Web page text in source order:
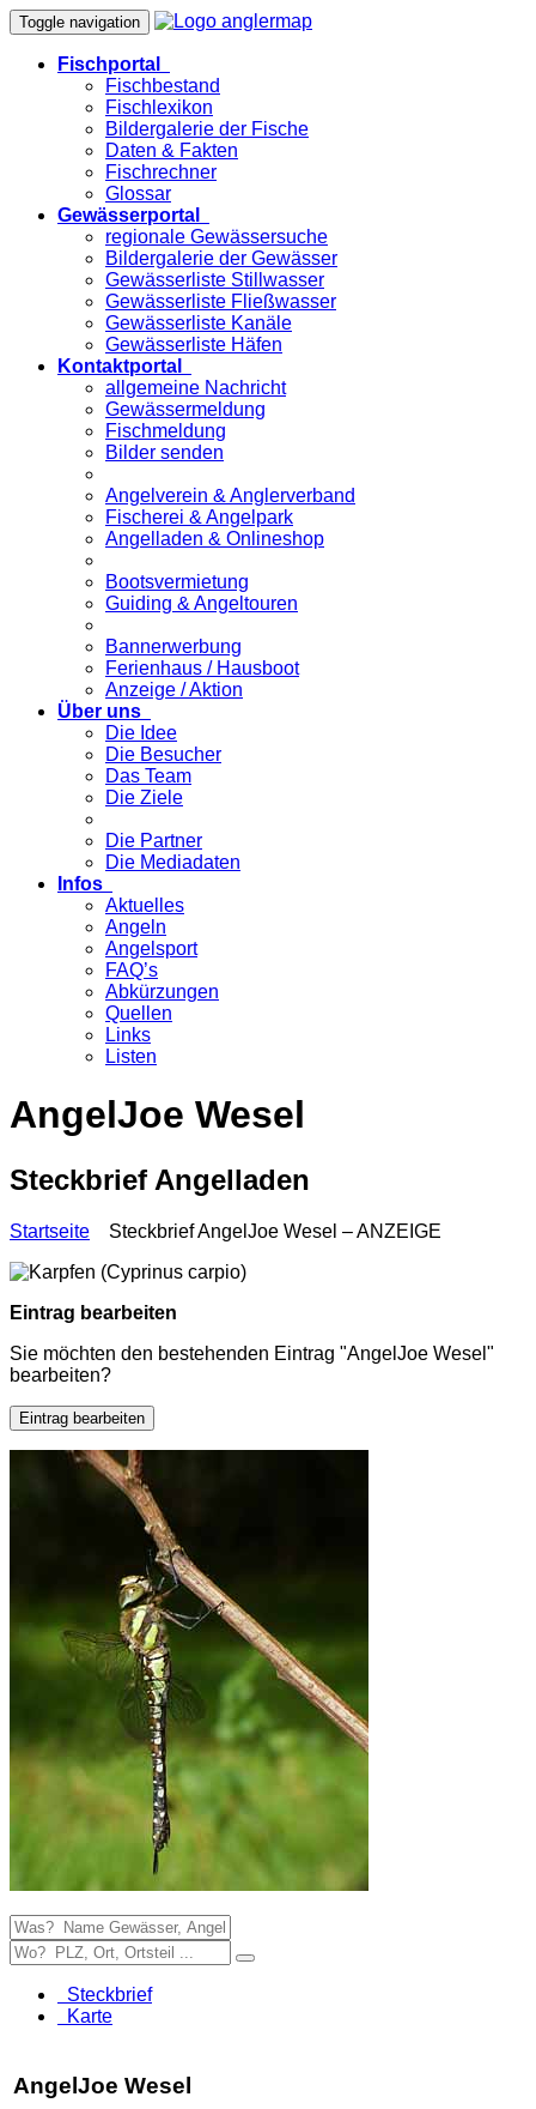
Toggle navigation
Fischportal
Fischbestand
Fischlexikon
Bildergalerie der Fische
Daten & Fakten
Fischrechner
Glossar
Gewässerportal
regionale Gewässersuche
Bildergalerie der Gewässer
Gewässerliste Stillwasser
Gewässerliste Fließwasser
Gewässerliste Kanäle
Gewässerliste Häfen
Kontaktportal
allgemeine Nachricht
Gewässermeldung
Fischmeldung
Bilder senden
Angelverein & Anglerverband
Fischerei & Angelpark
Angelladen & Onlineshop
Bootsvermietung
Guiding & Angeltouren
Bannerwerbung
Ferienhaus / Hausboot
Anzeige / Aktion
Über uns
Die Idee
Die Besucher
Das Team
Die Ziele
Die Partner
Die Mediadaten
Infos
Aktuelles
Angeln
Angelsport
FAQ’s
Abkürzungen
Quellen
Links
Listen
AngelJoe Wesel
Steckbrief Angelladen
Startseite Steckbrief AngelJoe Wesel – ANZEIGE
Eintrag bearbeiten
Sie möchten den bestehenden Eintrag "AngelJoe Wesel"
bearbeiten?
Eintrag bearbeiten
Steckbrief
Karte
AngelJoe Wesel